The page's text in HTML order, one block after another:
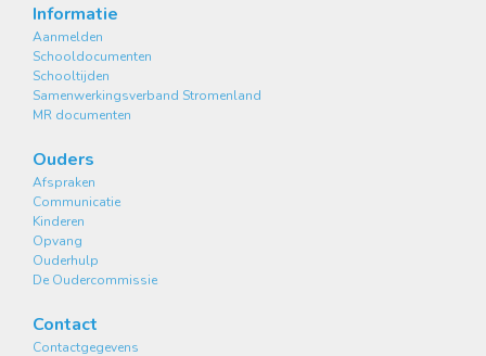
Informatie
Aanmelden
Schooldocumenten
Schooltijden
Samenwerkingsverband Stromenland
MR documenten
Ouders
Afspraken
Communicatie
Kinderen
Opvang
Ouderhulp
De Oudercommissie
Contact
Contactgegevens